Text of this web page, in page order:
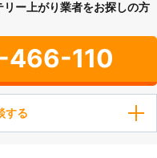
ー上がり業者をお探しの方
466-110
する